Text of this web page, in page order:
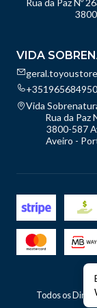
VIDA
Vida
Rua da Paz
3800-587
Aveiro -
Todos os